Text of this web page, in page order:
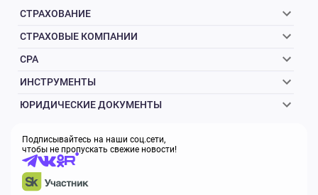
СТРАХОВАНИЕ
СТРАХОВЫЕ КОМПАНИИ
CPA
ИНСТРУМЕНТЫ
ЮРИДИЧЕСКИЕ ДОКУМЕНТЫ
Подписывайтесь на наши соц.сети,
чтобы не пропускать свежие новости!